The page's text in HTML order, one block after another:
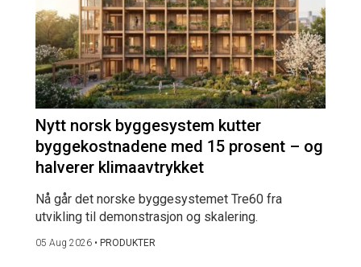
Nytt norsk byggesystem kutter
byggekostnadene med 15 prosent – og
halverer klimaavtrykket
Nå går det norske byggesystemet Tre60 fra
utvikling til demonstrasjon og skalering.
05 Aug 2026 • PRODUKTER